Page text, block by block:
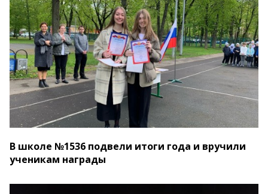
В школе №1536 подвели итоги года и вручили
ученикам награды